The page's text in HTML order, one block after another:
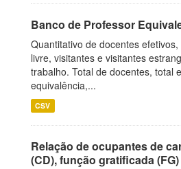
Banco de Professor
Quantitativo de docentes
livre, visitantes e visitantes
trabalho. Total de docentes, total
equivalência,...
CSV
Relação de ocupantes de
(CD), função gratificada